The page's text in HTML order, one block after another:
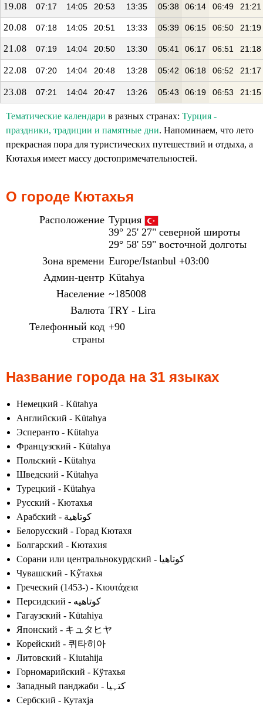
19.08 07:17 14:05 20:53 13:35 05:38 06:14 06:49 21:21
20.08 07:18 14:05 20:51 13:33 05:39 06:15 06:50 21:19
21.08 07:19 14:04 20:50 13:30 05:41 06:17 06:51 21:18
22.08 07:20 14:04 20:48 13:28 05:42 06:18 06:52 21:17
23.08 07:21 14:04 20:47 13:26 05:43 06:19 06:53 21:15
Тематические календари в разных странах: Турция -
праздники, традиции и памятные дни. Напоминаем, что лето
прекрасная пора для туристических путешествий и отдыха, а
Кютахья имеет массу достопримечательностей.
О городе Кютахья
Расположение Турция
39° 25' 27" северной широты
29° 58' 59" восточной долготы
Зона времени Europe/Istanbul +03:00
Админ-центр Kütahya
Население ~185008
Валюта TRY - Lira
Телефонный код
страны
+90
Название города на 31 языках
Немецкий - Kütahya
Английский - Kütahya
Эсперанто - Kütahya
Французский - Kütahya
Польский - Kütahya
Шведский - Kütahya
Турецкий - Kütahya
Русский - Кютахья
Арабский - كوتاهية
Белорусский - Горад Кютахя
Болгарский - Кютахия
Сорани или центральнокурдский - کوتاھیا
Чувашский - Кӳтахья
Греческий (1453-) - Κιουτάχεια
Персидский - کوتاهیه
Гагаузский - Kütahiya
Японский - キュタヒヤ
Корейский - 퀴타히아
Литовский - Kiutahija
Горномарийский - Кӱтахья
Западный панджаби - کتہیا
Сербский - Кутахја